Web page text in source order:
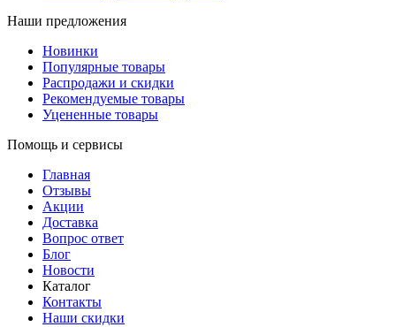
Наши предложения
Новинки
Популярные товары
Распродажи и скидки
Рекомендуемые товары
Уцененные товары
Помощь и сервисы
Главная
Отзывы
Акции
Доставка
Вопрос ответ
Блог
Новости
Каталог
Контакты
Наши скидки